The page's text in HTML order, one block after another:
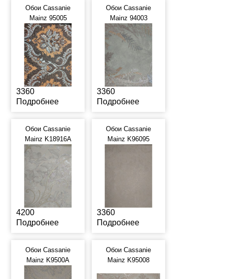
Обои Cassanie
Mainz 95005
3360
Подробнее
Обои Cassanie
Mainz 94003
3360
Подробнее
Обои Cassanie
Mainz K18916A
4200
Подробнее
Обои Cassanie
Mainz K96095
3360
Подробнее
Обои Cassanie
Mainz K9500A
Обои Cassanie
Mainz K95008